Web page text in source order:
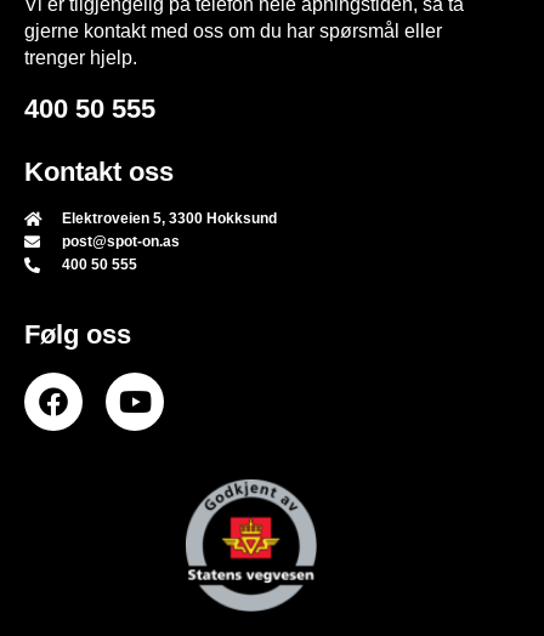
Vi er tilgjengelig på telefon hele åpningstiden, så ta
gjerne kontakt med oss om du har spørsmål eller
trenger hjelp.
400 50 555
Kontakt oss
Elektroveien 5, 3300 Hokksund
post@spot-on.as
400 50 555
Følg oss